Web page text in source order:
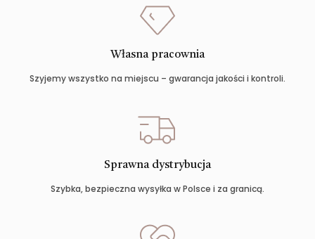
Własna pracownia
Szyjemy wszystko na miejscu – gwarancja jakości i kontroli.
Sprawna dystrybucja
Szybka, bezpieczna wysyłka w Polsce i za granicą.